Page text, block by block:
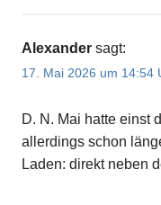
Alexander sagt:
17. Mai 2026 um 14:54
D. N. Mai hatte einst
allerdings schon
Laden: direkt neben